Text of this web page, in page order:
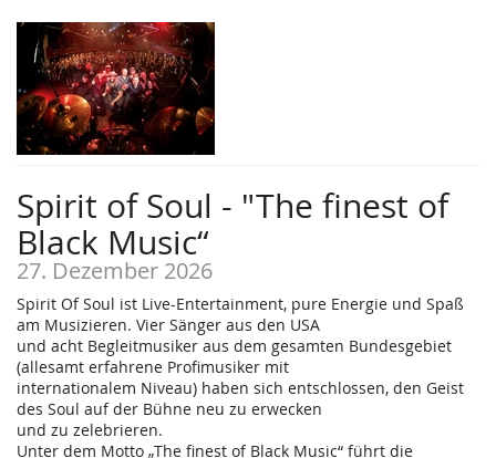
Spirit of Soul - "The finest of
Black Music“
27. Dezember 2026
Spirit Of Soul ist Live-Entertainment, pure Energie und Spaß
am Musizieren. Vier Sänger aus den USA
und acht Begleitmusiker aus dem gesamten Bundesgebiet
(allesamt erfahrene Profimusiker mit
internationalem Niveau) haben sich entschlossen, den Geist
des Soul auf der Bühne neu zu erwecken
und zu zelebrieren.
Unter dem Motto „The finest of Black Music“ führt die